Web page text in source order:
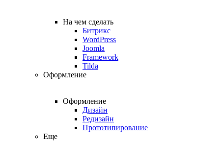
На чем сделать
Битрикс
WordPress
Joomla
Framework
Tilda
Оформление
Оформление
Дизайн
Редизайн
Прототипирование
Еще